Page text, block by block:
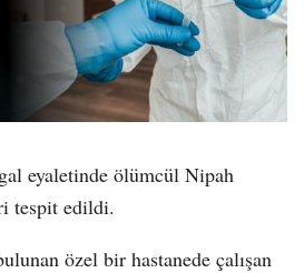
eyaletinde ölümcül Nipah
tespit edildi.
özel bir hastanede çalışan